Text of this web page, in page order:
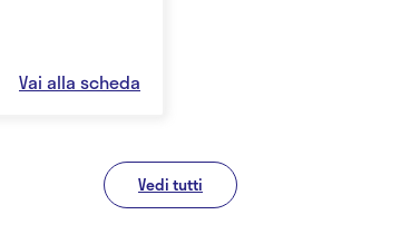
Vai alla scheda
Vedi tutti